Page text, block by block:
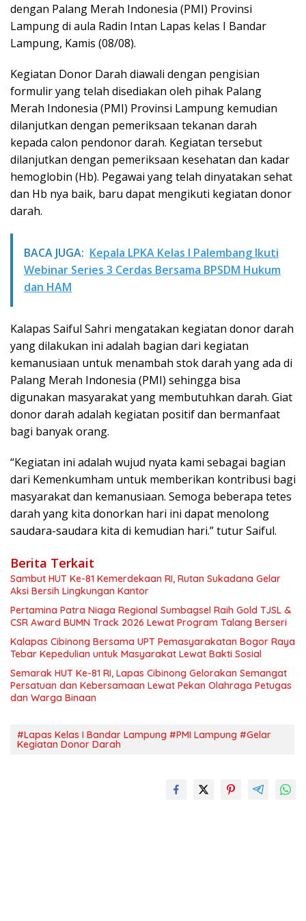
dengan Palang Merah Indonesia (PMI) Provinsi
Lampung di aula Radin Intan Lapas kelas I Bandar
Lampung, Kamis (08/08).
Kegiatan Donor Darah diawali dengan pengisian
formulir yang telah disediakan oleh pihak Palang
Merah Indonesia (PMI) Provinsi Lampung kemudian
dilanjutkan dengan pemeriksaan tekanan darah
kepada calon pendonor darah. Kegiatan tersebut
dilanjutkan dengan pemeriksaan kesehatan dan kadar
hemoglobin (Hb). Pegawai yang telah dinyatakan sehat
dan Hb nya baik, baru dapat mengikuti kegiatan donor
darah.
BACA JUGA: Kepala LPKA Kelas I Palembang Ikuti
Webinar Series 3 Cerdas Bersama BPSDM Hukum
dan HAM
Kalapas Saiful Sahri mengatakan kegiatan donor darah
yang dilakukan ini adalah bagian dari kegiatan
kemanusiaan untuk menambah stok darah yang ada di
Palang Merah Indonesia (PMI) sehingga bisa
digunakan masyarakat yang membutuhkan darah. Giat
donor darah adalah kegiatan positif dan bermanfaat
bagi banyak orang.
“Kegiatan ini adalah wujud nyata kami sebagai bagian
dari Kemenkumham untuk memberikan kontribusi bagi
masyarakat dan kemanusiaan. Semoga beberapa tetes
darah yang kita donorkan hari ini dapat menolong
saudara-saudara kita di kemudian hari.” tutur Saiful.
Berita Terkait
Sambut HUT Ke-81 Kemerdekaan RI, Rutan Sukadana Gelar
Aksi Bersih Lingkungan Kantor
Pertamina Patra Niaga Regional Sumbagsel Raih Gold TJSL &
CSR Award BUMN Track 2026 Lewat Program Talang Berseri
Kalapas Cibinong Bersama UPT Pemasyarakatan Bogor Raya
Tebar Kepedulian untuk Masyarakat Lewat Bakti Sosial
Semarak HUT Ke-81 RI, Lapas Cibinong Gelorakan Semangat
Persatuan dan Kebersamaan Lewat Pekan Olahraga Petugas
dan Warga Binaan
#Lapas Kelas I Bandar Lampung #PMI Lampung #Gelar
Kegiatan Donor Darah